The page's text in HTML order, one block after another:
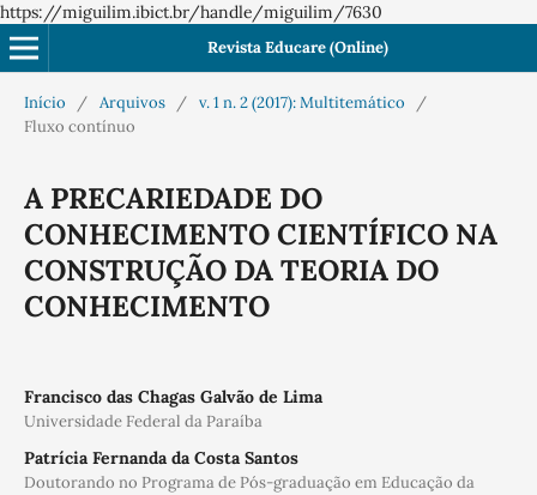
https://miguilim.ibict.br/handle/miguilim/7630
Revista Educare (Online)
Início / Arquivos / v. 1 n. 2 (2017): Multitemático
/
Fluxo contínuo
A PRECARIEDADE DO
CONHECIMENTO CIENTÍFICO NA
CONSTRUÇÃO DA TEORIA DO
CONHECIMENTO
Francisco das Chagas Galvão de Lima
Universidade Federal da Paraíba
Patrícia Fernanda da Costa Santos
Doutorando no Programa de Pós-graduação em Educação da